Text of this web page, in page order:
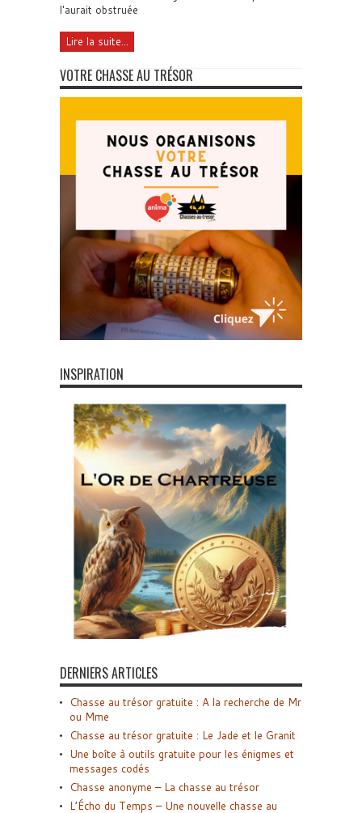
l'aurait obstruée
Lire la suite...
VOTRE CHASSE AU TRÉSOR
INSPIRATION
DERNIERS ARTICLES
Chasse au trésor gratuite : A la recherche de Mr
ou Mme
Chasse au trésor gratuite : Le Jade et le Granit
Une boîte à outils gratuite pour les énigmes et
messages codés
Chasse anonyme – La chasse au trésor
L’Écho du Temps – Une nouvelle chasse au